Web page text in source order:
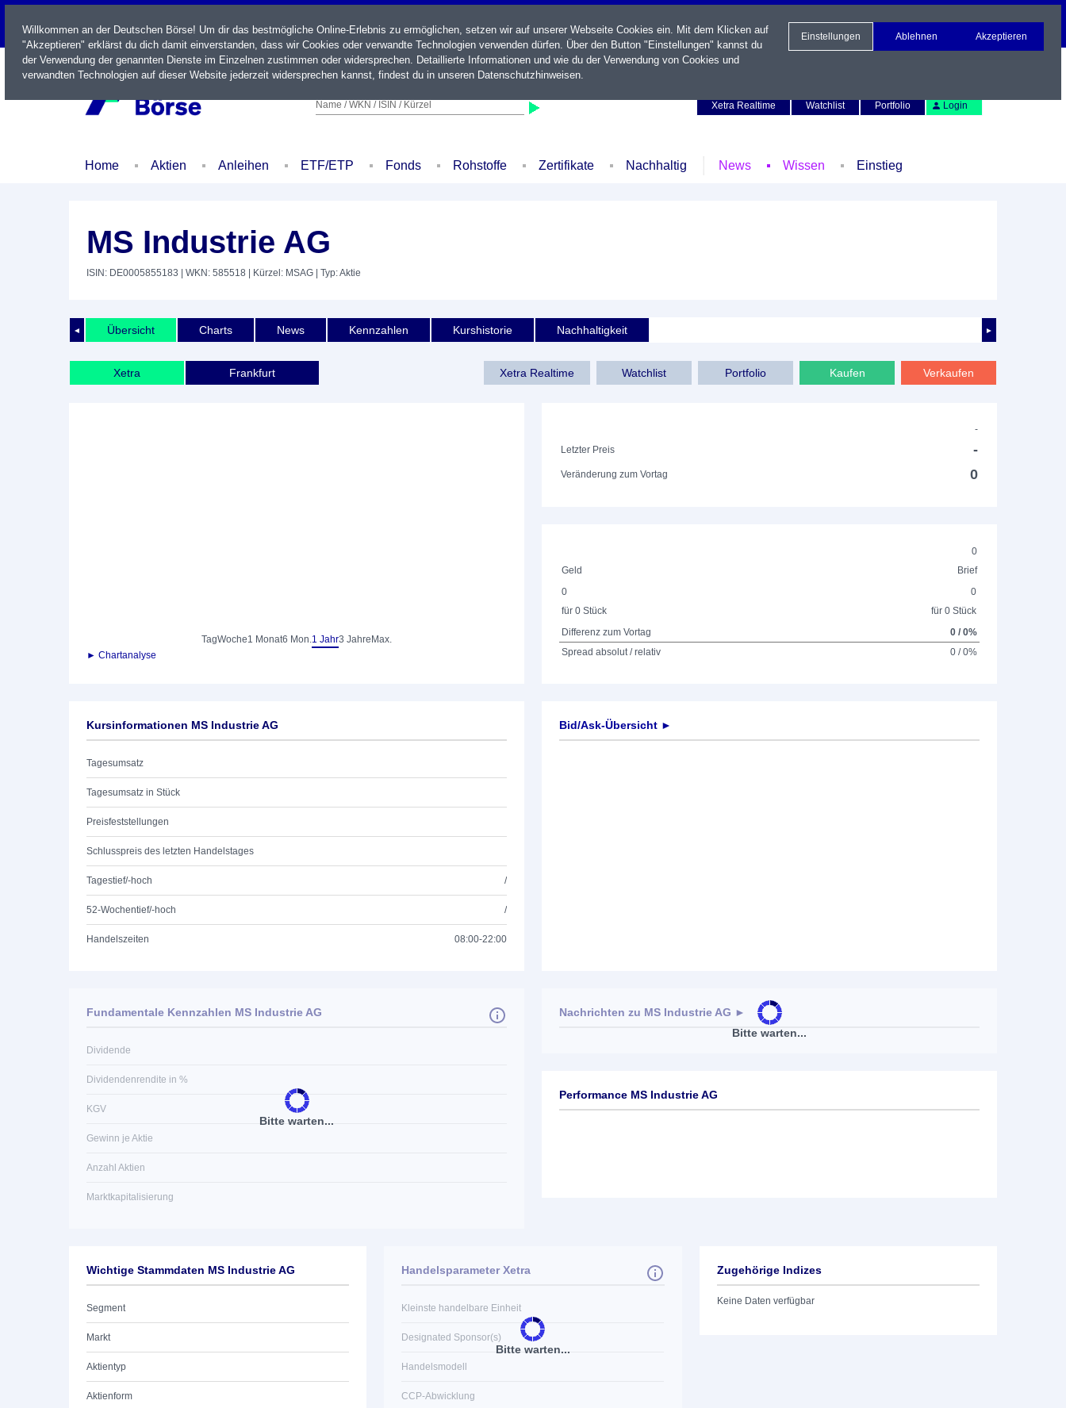
LIVE
Name / WKN / ISIN / Kürzel
Xetra Realtime
Watchlist Portfolio Login
Home Aktien Anleihen ETF/ETP Fonds Rohstoffe Zertifikate Nachhaltig News Wissen Einstieg
MS Industrie AG
ISIN: DE0005855183 | WKN: 585518 | Kürzel: MSAG | Typ: Aktie
◄ ►
Übersicht Charts News Kennzahlen Kurshistorie Nachhaltigkeit
Xetra Frankfurt Xetra Realtime Watchlist Portfolio Kaufen Verkaufen
TagWoche1 Monat6 Mon.1 Jahr3 Jahre Max.
► Chartanalyse
-
Letzter Preis
-
Veränderung zum Vortag 0
0
Geld
Brief
0
für 0 Stück
0
für 0 Stück
Differenz zum Vortag
0 / 0%
Spread absolut / relativ
0 / 0%
Kursinformationen MS Industrie AG
Tagesumsatz
Tagesumsatz in Stück
Preisfeststellungen
Schlusspreis des letzten Handelstages
Tagestief/-hoch /
52-Wochentief/-hoch /
Handelszeiten 08:00-22:00
Bid/Ask-Übersicht ►
Bitte warten...
Fundamentale Kennzahlen MS Industrie AG
Dividende
Dividendenrendite in %
KGV
Gewinn je Aktie
Anzahl Aktien
Marktkapitalisierung
Bitte warten...
Nachrichten zu MS Industrie AG ►
Performance MS Industrie AG
Wichtige Stammdaten MS Industrie AG
Segment
Markt
Aktientyp
Aktienform
Bitte warten...
Handelsparameter Xetra
Kleinste handelbare Einheit
Designated Sponsor(s)
Handelsmodell
CCP-Abwicklung
Zugehörige Indizes
Keine Daten verfügbar
Willkommen an der Deutschen Börse! Um dir das bestmögliche Online-Erlebnis zu ermöglichen, setzen wir auf unserer Webseite Cookies ein. Mit dem Klicken auf
"Akzeptieren" erklärst du dich damit einverstanden, dass wir Cookies oder verwandte Technologien verwenden dürfen. Über den Button "Einstellungen" kannst du
der Verwendung der genannten Dienste im Einzelnen zustimmen oder widersprechen. Detaillierte Informationen und wie du der Verwendung von Cookies und
verwandten Technologien auf dieser Website jederzeit widersprechen kannst, findest du in unseren Datenschutzhinweisen.
Einstellungen Ablehnen Akzeptieren